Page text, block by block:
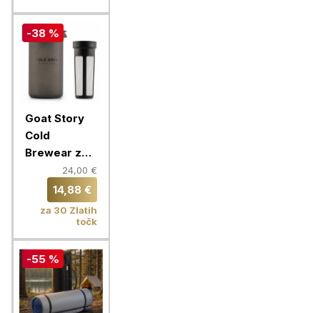
-38 %
Goat Story
Cold
Brewear za
pripravo
kave
24,00 €
14,88 €
za 30 Zlatih
točk
-55 %